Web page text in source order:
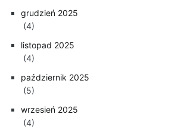
grudzień 2025
(4)
listopad 2025
(4)
październik 2025
(5)
wrzesień 2025
(4)